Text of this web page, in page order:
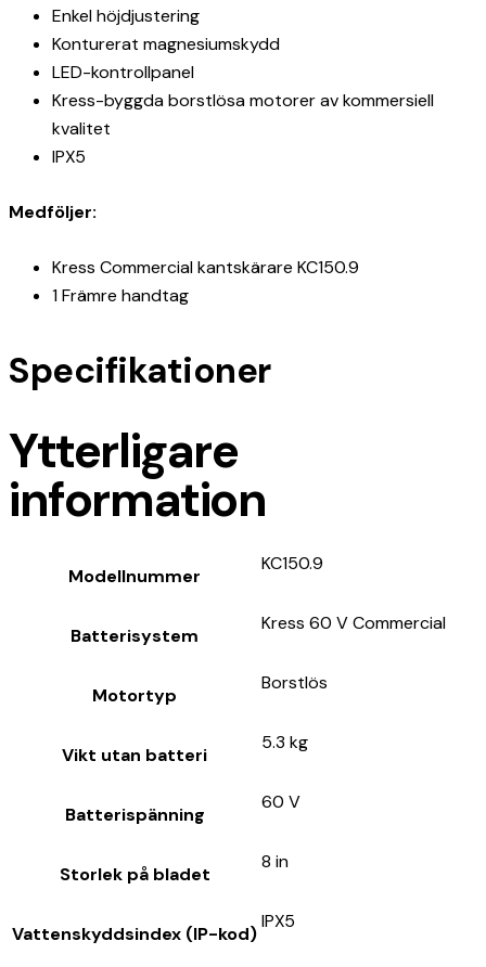
Enkel höjdjustering
Konturerat magnesiumskydd
LED-kontrollpanel
Kress-byggda borstlösa motorer av kommersiell
kvalitet
IPX5
Medföljer:
Kress Commercial kantskärare KC150.9
1 Främre handtag
Specifikationer
Ytterligare
information
Modellnummer
KC150.9
Batterisystem
Kress 60 V Commercial
Motortyp
Borstlös
Vikt utan batteri
5.3 kg
Batterispänning
60 V
Storlek på bladet
8 in
Vattenskyddsindex (IP-kod)
IPX5